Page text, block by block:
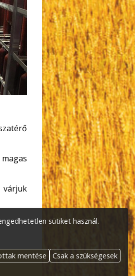
várjuk
sütiket használ.
mentése
Csak a szükségesek